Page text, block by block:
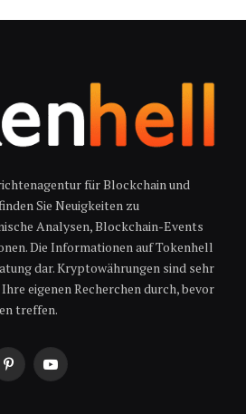
für Blockchain und
Sie Neuigkeiten zu
Analysen, Blockchain-Events
Die Informationen auf Tokenhell
dar. Kryptowährungen sind sehr
eigenen Recherchen durch, bevor
treffen.
PinterestYouTube